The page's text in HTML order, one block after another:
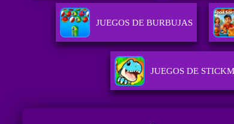
JUEGOS DE BURBUJAS
JUEGOS DE